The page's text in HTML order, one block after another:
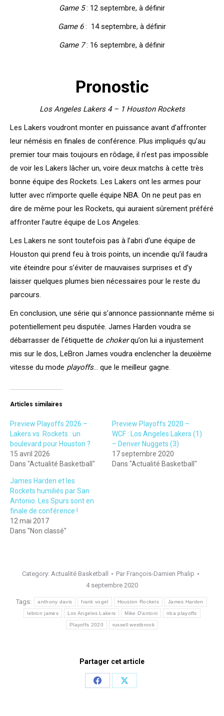
Game 5: 12 septembre, à définir
Game 6: 14 septembre, à définir
Game 7: 16 septembre, à définir
Pronostic
Los Angeles Lakers 4 – 1 Houston Rockets
Les Lakers voudront monter en puissance avant d’affronter
leur némésis en finales de conférence. Plus impliqués qu’au
premier tour mais toujours en rôdage, il n’est pas impossible
de voir les Lakers lâcher un, voire deux matchs à cette très
bonne équipe des Rockets. Les Lakers ont les armes pour
lutter avec n’importe quelle équipe NBA. On ne peut pas en
dire de même pour les Rockets, qui auraient sûrement préféré
affronter l’autre équipe de Los Angeles.
Les Lakers ne sont toutefois pas à l’abri d’une équipe de
Houston qui prend feu à trois points, un incendie qu’il faudra
vite éteindre pour s’éviter de mauvaises surprises et d’y
laisser quelques plumes bien nécessaires pour le reste du
parcours.
En conclusion, une série qui s’annonce passionnante même si
potentiellement peu disputée. James Harden voudra se
débarrasser de l’étiquette de chokerqu’on lui a injustement
mis sur le dos, LeBron James voudra enclencher la deuxième
vitesse du mode playoffs… que le meilleur gagne.
Articles similaires
Preview Playoffs 2026 –
Lakers vs. Rockets : un
boulevard pour Houston ?
15 avril 2026
Dans "Actualité Basketball"
Preview Playoffs 2020 –
WCF : Los Angeles Lakers (1)
– Denver Nuggets (3)
17 septembre 2020
Dans "Actualité Basketball"
James Harden et les
Rockets humiliés par San
Antonio. Les Spurs sont en
finale de conférence !
12 mai 2017
Dans "Non classé"
Category: Actualité Basketball Par François-Damien Phalip
4 septembre 2020
Tags: anthony davis frank vogel Houston Rockets James Harden
lebron james Los Angeles Lakers Mike D'antoni nba playoffs
Playoffs 2020 russell westbrook
Partager cet article
Share
Share